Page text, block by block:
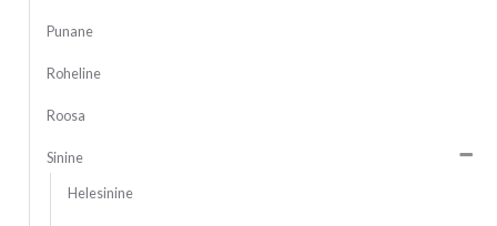
Punane
Roheline
Roosa
Sinine
Helesinine